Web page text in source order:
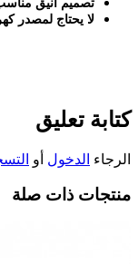
تصميم أنيق
لا يحتاج لمصدر
كتابة تعليق
الرجاء الدخول أو
منتجات ذات صلة